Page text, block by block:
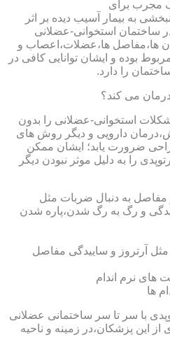
مجرب برای
به بیمار آسیب دیده بر اثر
ساختمان استخوانی-عضلانی
ها،مفاصل ها،عضلات،اعصاب و
بوده و ایشان توانایی کافی در
را دارد.
می کند؟
استخوانی-عضلانی را بدون
دارویی و دیگر روش های
ضرورت یابد؛ ایشان ممکن
را به دلیل موثر نبودن دیگر
مفاصل به دنبال ضربات مثل
و رگ به رگ شدن،پاره شدن
آرتروز و ساییدگی مفاصل
های نرم اندام
ها
با سر تا سر ساختمانی عضلانی
از این پزشکان،در زمینه و ناحیه